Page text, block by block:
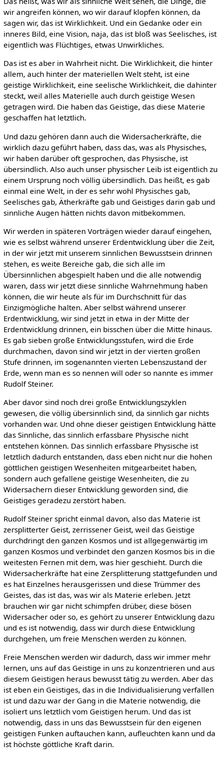
wir angreifen können, wo wir darauf klopfen können, da
sagen wir, das ist Wirklichkeit. Und ein Gedanke oder ein
inneres Bild, eine Vision, naja, das ist bloß was Seelisches, ist
eigentlich was Flüchtiges, etwas Unwirkliches.
Das ist es aber in Wahrheit nicht. Die Wirklichkeit, die hinter
allem, auch hinter der materiellen Welt steht, ist eine
geistige Wirklichkeit, eine seelische Wirklichkeit, die dahinter
steckt, weil alles Materielle auch durch geistige Wesen
getragen wird. Die haben das Geistige, das diese Materie
geschaffen hat letztlich.
Und dazu gehören dann auch die Widersacherkräfte, die
wirklich dazu geführt haben, dass das, was als Physisches,
wir haben darüber oft gesprochen, das Physische, ist
übersindlich. Also auch unser physischer Leib ist eigentlich zu
einem Ursprung noch völlig übersindlich. Das heißt, es gab
einmal eine Welt, in der es sehr wohl Physisches gab,
Seelisches gab, Ätherkräfte gab und Geistiges darin gab und
sinnliche Augen hätten nichts davon mitbekommen.
Wir werden in späteren Vorträgen wieder darauf eingehen,
wie es selbst während unserer Erdentwicklung über die Zeit,
in der wir jetzt mit unserem sinnlichen Bewusstsein drinnen
stehen, es weite Bereiche gab, die sich alle im
Übersinnlichen abgespielt haben und die alle notwendig
waren, dass wir jetzt diese sinnliche Wahrnehmung haben
können, die wir heute als für im Durchschnitt für das
Einzigmögliche halten. Aber selbst während unserer
Erdentwicklung, wir sind jetzt in etwa in der Mitte der
Erdentwicklung drinnen, ein bisschen über die Mitte hinaus.
Es gab sieben große Entwicklungsstufen, wird die Erde
durchmachen, davon sind wir jetzt in der vierten großen
Stufe drinnen, im sogenannten vierten Lebenszustand der
Erde, wenn man es so nennen will oder so nannte es immer
Rudolf Steiner.
Aber davor sind noch drei große Entwicklungszyklen
gewesen, die völlig übersinnlich sind, da sinnlich gar nichts
vorhanden war. Und ohne dieser geistigen Entwicklung hätte
das Sinnliche, das sinnlich erfassbare Physische nicht
entstehen können. Das sinnlich erfassbare Physische ist
letztlich dadurch entstanden, dass eben nicht nur die hohen
göttlichen geistigen Wesenheiten mitgearbeitet haben,
sondern auch gefallene geistige Wesenheiten, die zu
Widersachern dieser Entwicklung geworden sind, die
Geistiges geradezu zerstört haben.
Rudolf Steiner spricht einmal davon, also das Materie ist
zersplitterter Geist, zerrissener Geist, weil das Geistige
durchdringt den ganzen Kosmos und ist allgegenwärtig im
ganzen Kosmos und verbindet den ganzen Kosmos bis in die
weitesten Fernen mit dem, was hier geschieht. Durch die
Widersacherkräfte hat eine Zersplitterung stattgefunden und
es hat Einzelnes herausgerissen und diese Trümmer des
Geistes, das ist das, was wir als Materie erleben. Jetzt
brauchen wir gar nicht schimpfen drüber, diese bösen
Widersacher oder so, es gehört zu unserer Entwicklung dazu
und es ist notwendig, dass wir durch diese Entwicklung
durchgehen, um freie Menschen werden zu können.
Freie Menschen werden wir dadurch, dass wir immer mehr
lernen, uns auf das Geistige in uns zu konzentrieren und aus
diesem Geistigen heraus bewusst tätig zu werden. Aber das
ist eben ein Geistiges, das in die Individualisierung verfallen
ist und dazu war der Gang in die Materie notwendig, die
isoliert uns letztlich vom Geistigen herum. Und das ist
notwendig, dass in uns das Bewusstsein für den eigenen
geistigen Funken auftauchen kann, aufleuchten kann und da
ist höchste göttliche Kraft darin.